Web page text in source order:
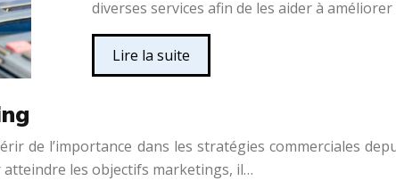
diverses services afin de les aider à
Lire la suite
de l’importance dans les stratégies commerciales
les objectifs marketings, il…